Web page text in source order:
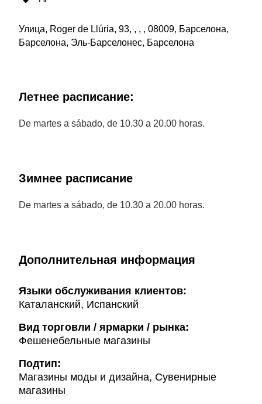
Улица, Roger de Llúria, 93, , , , 08009, Барселона,
Барселона, Эль-Барселонес, Барселона
Летнее расписание:
De martes a sábado, de 10.30 a 20.00 horas.
Зимнее расписание
De martes a sábado, de 10.30 a 20.00 horas.
Дополнительная информация
Языки обслуживания клиентов:
Каталанский, Испанский
Вид торговли / ярмарки / рынка:
Фешенебельные магазины
Подтип:
Магазины моды и дизайна, Сувенирные
магазины